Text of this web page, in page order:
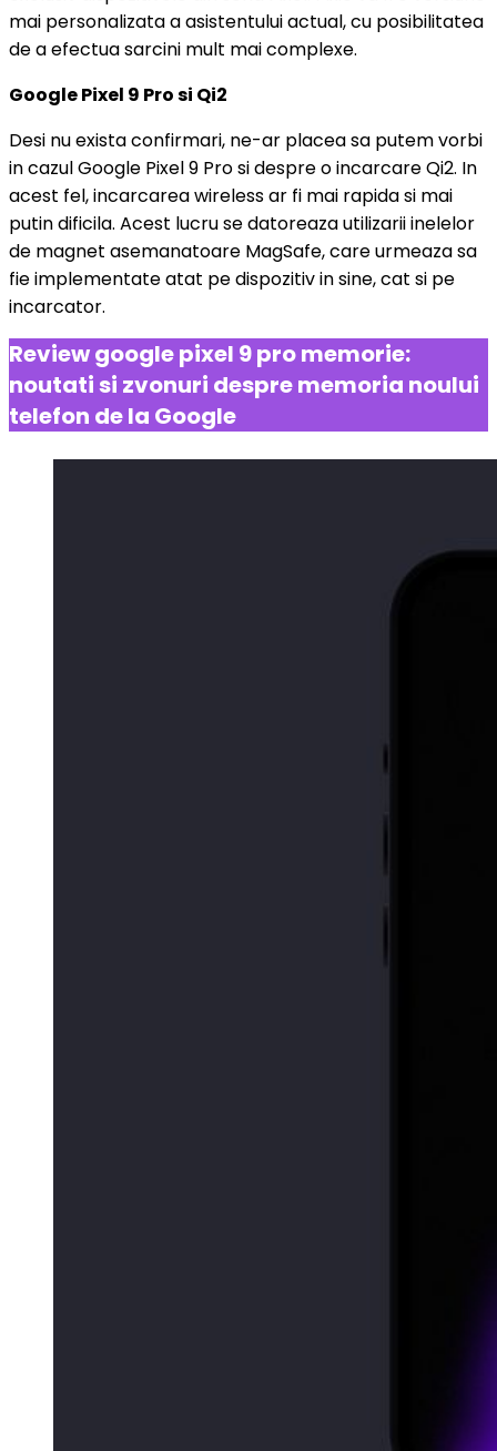
mai personalizata a asistentului actual, cu posibilitatea
de a efectua sarcini mult mai complexe.
Google Pixel 9 Pro si Qi2
Desi nu exista confirmari, ne-ar placea sa putem vorbi
in cazul Google Pixel 9 Pro si despre o incarcare Qi2. In
acest fel, incarcarea wireless ar fi mai rapida si mai
putin dificila. Acest lucru se datoreaza utilizarii inelelor
de magnet asemanatoare MagSafe, care urmeaza sa
fie implementate atat pe dispozitiv in sine, cat si pe
incarcator.
Review google pixel 9 pro memorie:
noutati si zvonuri despre memoria noului
telefon de la Google